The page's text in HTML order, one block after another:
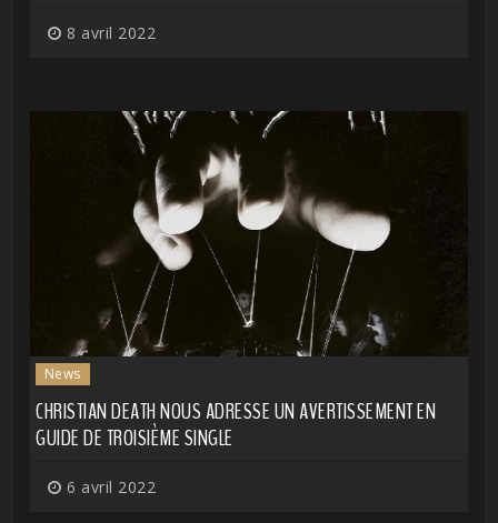
8 avril 2022
News
CHRISTIAN DEATH NOUS ADRESSE UN AVERTISSEMENT EN
GUIDE DE TROISIÈME SINGLE
6 avril 2022